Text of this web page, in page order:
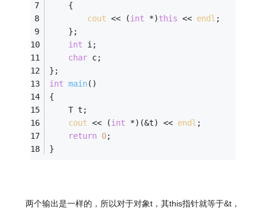
	{
cout << (int *)this << endl ;
	};
int i;
char c;
};
int main()
{
    T t;
cout << (int *)(&t) << endl ;
return 0;
}
两个输出是一样的，所以对于对象t，其this指针就等于&t，